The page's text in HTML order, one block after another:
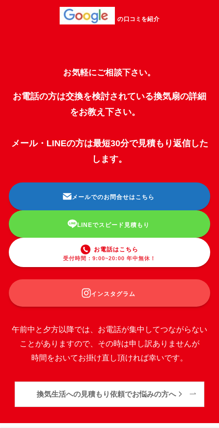
の口コミを紹介
お気軽にご相談下さい。
お電話の方は交換を検討されている換気扇の詳細
をお教え下さい。
メール・LINEの方は最短30分で見積もり返信した
します。
メールでのお問合せはこちら
LINEでスピード見積もり
お電話はこちら
受付時間：9:00~20:00 年中無休！
インスタグラム
午前中と夕方以降では、お電話が集中してつながらない
ことがありますので、その時は申し訳ありませんが
時間をおいてお掛け直し頂ければ幸いです。
換気生活への見積もり依頼でお悩みの方へ